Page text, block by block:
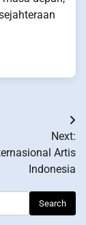
Next:
Artis
Indonesia